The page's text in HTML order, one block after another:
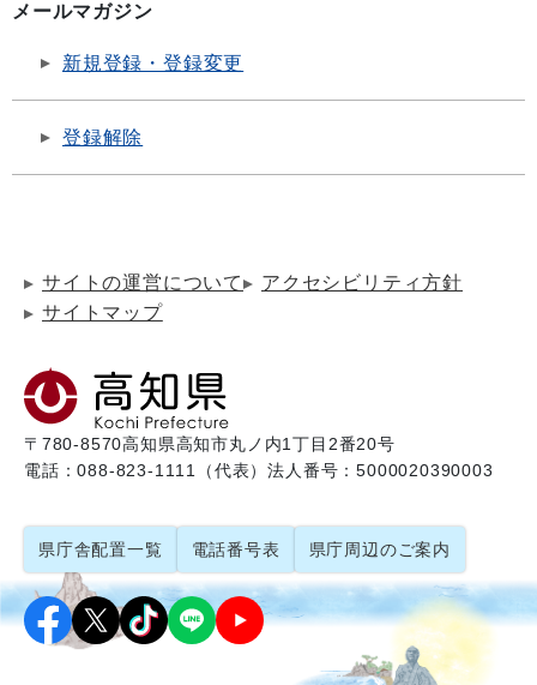
メールマガジン
新規登録・登録変更
登録解除
サイトの運営について
アクセシビリティ方針
サイトマップ
〒780-8570高知県高知市丸ノ内1丁目2番20号
電話：088-823-1111（代表）法人番号：5000020390003
県庁舎配置一覧 電話番号表 県庁周辺のご案内